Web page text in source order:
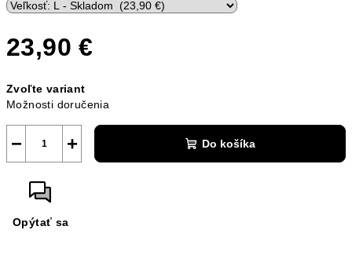
23,90 €
cena:
Zvoľte variant
Možnosti doručenia
+
− Do košíka
Opýtať sa